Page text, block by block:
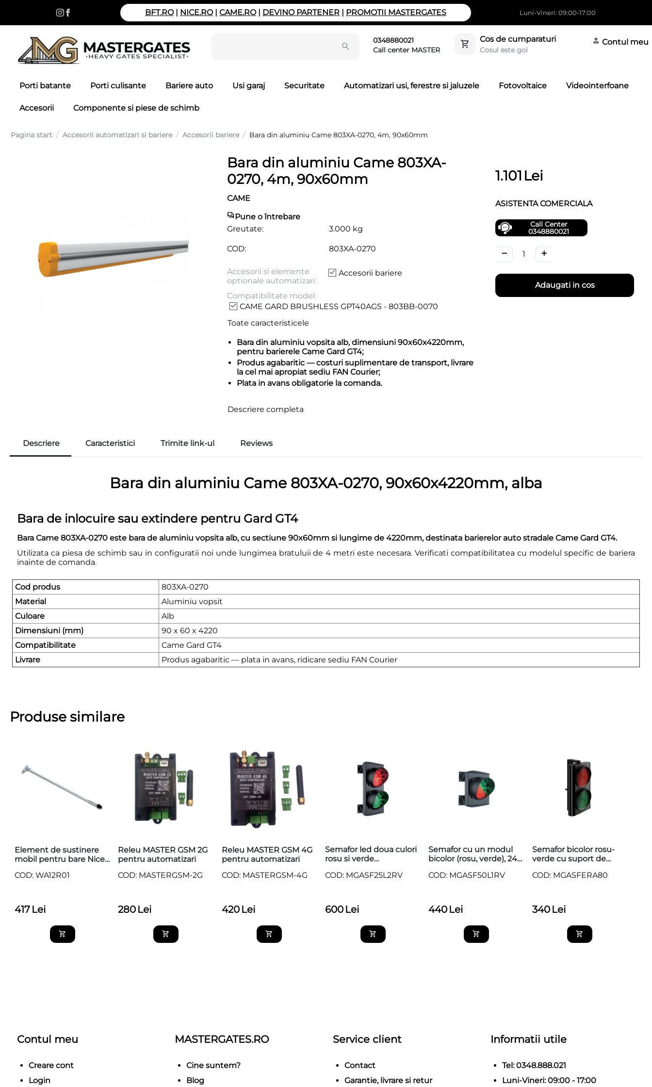
BFT.RO| NICE.RO| CAME.RO| DEVINO PARTENER | PROMOTII MASTERGATES Luni-Vineri: 09:00-17:00
0348880021
Call center MASTER
Cos de cumparaturi
Cosul este gol
Contul meu
Porti batante Porti culisante Bariere auto Usi garaj Securitate Automatizari usi, ferestre si jaluzele Fotovoltaice Videointerfoane
Accesorii Componente si piese de schimb
Pagina start / Accesorii automatizari si bariere / Accesorii bariere / Bara din aluminiu Came 803XA-0270, 4m, 90x60mm
Bara din aluminiu Came 803XA-
0270, 4m, 90x60mm
CAME
Pune o întrebare
Greutate:
3.000 kg
COD: 803XA-0270
Accesorii si elemente
optionale automatizari:
Accesorii bariere
Compatibilitate model:
CAME GARD BRUSHLESS GPT40AGS - 803BB-0070
Toate caracteristicele
Bara din aluminiu vopsita alb, dimensiuni 90x60x4220mm,
pentru barierele Came Gard GT4;
Produs agabaritic — costuri suplimentare de transport, livrare
la cel mai apropiat sediu FAN Courier;
Plata in avans obligatorie la comanda.
Descriere completa
1.101 Lei
ASISTENTA COMERCIALA
Call Center
0348880021
+
−
Adaugati in cos
Descriere Caracteristici Trimite link-ul Reviews
Bara din aluminiu Came 803XA-0270, 90x60x4220mm, alba
Bara de inlocuire sau extindere pentru Gard GT4
Bara Came 803XA-0270 este bara de aluminiu vopsita alb, cu sectiune 90x60mm si lungime de 4220mm, destinata barierelor auto stradale Came Gard GT4.
Utilizata ca piesa de schimb sau in configuratii noi unde lungimea bratuluii de 4 metri este necesara. Verificati compatibilitatea cu modelul specific de bariera
inainte de comanda.
Cod produs
803XA-0270
Material
Aluminiu vopsit
Culoare
Alb
Dimensiuni (mm)
90 x 60 x 4220
Compatibilitate
Came Gard GT4
Livrare
Produs agabaritic — plata in avans, ridicare sediu FAN Courier
Produse similare
Element de sustinere
mobil pentru bare Nice
COD: WA12R01
417 Lei
Releu MASTER GSM 2G
pentru automatizari
COD: MASTERGSM-2G
280 Lei
Releu MASTER GSM 4G
pentru automatizari
COD: MASTERGSM-4G
420 Lei
Semafor led doua culori
rosu si verde
COD: MGASF25L2RV
600 Lei
Semafor cu un modul
bicolor (rosu, verde), 24V,
COD: MGASF50L1RV
440 Lei
Semafor bicolor rosu-
verde cu suport de
MGASFERA80
COD: MGASFERA80
340 Lei
Contul meu
Creare cont
Login
MASTERGATES.RO
Cine suntem?
Blog
Service client
Contact
Garantie, livrare si retur
Informatii utile
Tel: 0348.888.021
Luni-Vineri: 09:00 - 17:00